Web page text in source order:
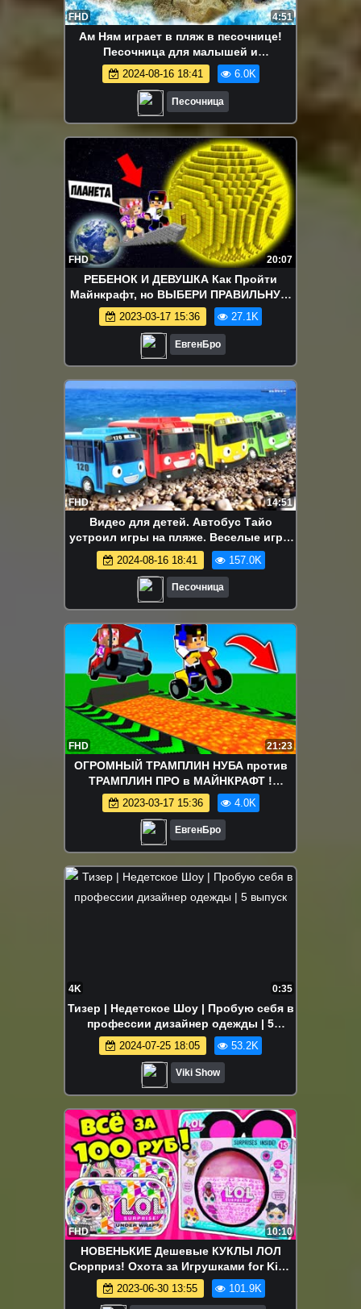
FHD 4:51
Ам Ням играет в пляж в песочнице!
Песочница для малышей и
развивающие видео для детей
2024-08-16 18:41 6.0K
Песочница
FHD 20:07
РЕБЕНОК И ДЕВУШКА Как Пройти
Майнкрафт, но ВЫБЕРИ ПРАВИЛЬНУЮ
ПЛАНЕТУ ! НУБА И ПРО ВИДЕО
MINECRAFT
2023-03-17 15:36 27.1K
ЕвгенБро
FHD 14:51
Видео для детей. Автобус Тайо
устроил игры на пляже. Веселые игры
в песочнице для малышей
2024-08-16 18:41 157.0K
Песочница
FHD 21:23
ОГРОМНЫЙ ТРАМПЛИН НУБА против
ТРАМПЛИН ПРО в МАЙНКРАФТ !
ДЕВУШКА ВИДЕО ТРОЛЛИНГ
MINECRAFT БИТВА
2023-03-17 15:36 4.0K
ЕвгенБро
4K 0:35
Тизер | Недетское Шоу | Пробую себя в
профессии дизайнер одежды | 5
выпуск
2024-07-25 18:05 53.2K
Viki Show
FHD 10:10
НОВЕНЬКИЕ Дешевые КУКЛЫ ЛОЛ
Сюрприз! Охота за Игрушками for Kids
РАСПАКОВКА LOL Surprise Baby Dolls
2023-06-30 13:55 101.9K